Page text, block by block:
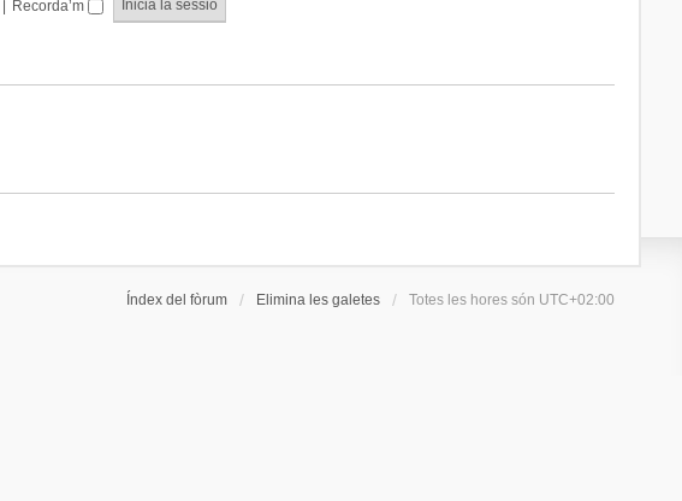
Recorda’m
Índex del fòrum Elimina les galetes Totes les hores són UTC+02:00